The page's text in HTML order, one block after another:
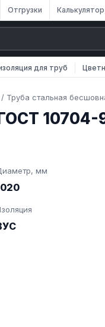
Отгрузки Калькулятор
для труб
/ Труба стальная
10704-
мм